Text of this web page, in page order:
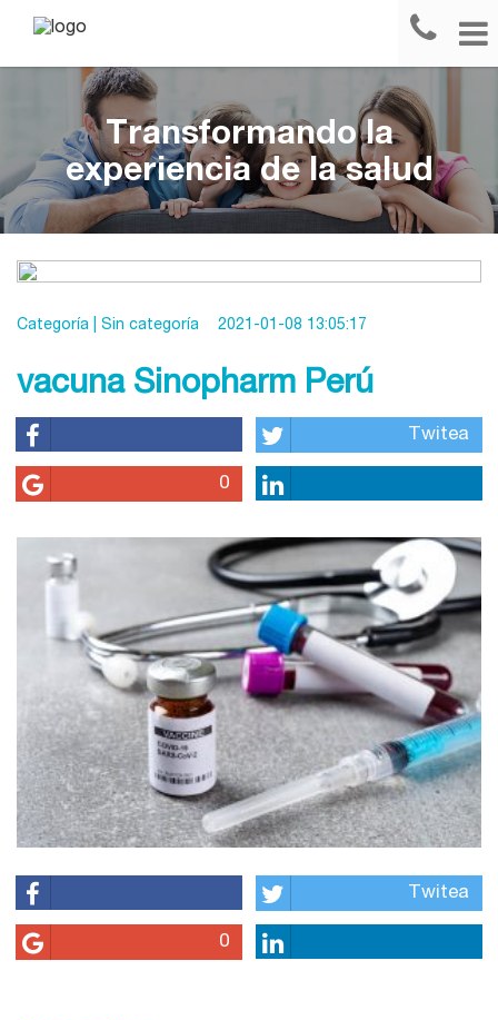
Transformando la
experiencia de la salud
Categoría | Sin categoría 2021-01-08 13:05:17
vacuna Sinopharm Perú
Twitea
0
Twitea
0